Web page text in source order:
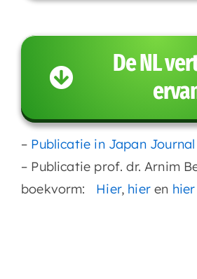
De NL
– Publicatie in Japan
– Publicatie prof. dr. Arnim
boekvorm: Hier, hier en hier